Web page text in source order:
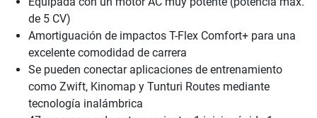
de 5 CV)
Amortiguación de impactos T-Flex Comfort+ para una
excelente comodidad de carrera
Se pueden conectar aplicaciones de entrenamiento
como Zwift, Kinomap y Tunturi Routes mediante
tecnología inalámbrica